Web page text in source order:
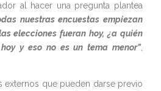
al hacer una pregunta plantea
nuestras encuestas empiezan
elecciones fueran hoy, ¿a quién
y eso no es un tema menor”,
externos que pueden darse previo